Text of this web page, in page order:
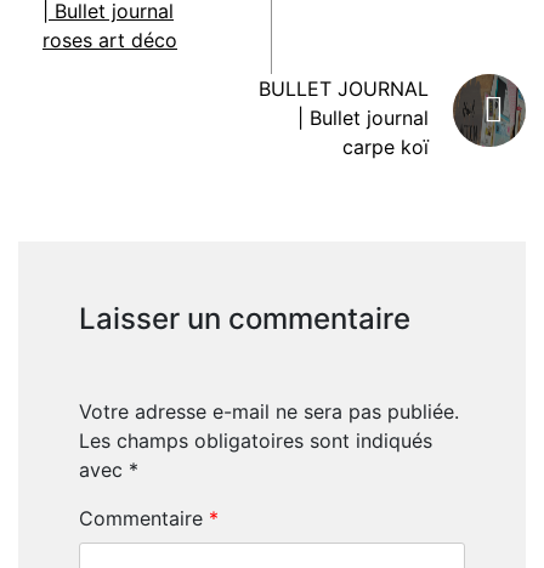
| Bullet journal
roses art déco
BULLET JOURNAL
| Bullet journal
carpe koï
Laisser un commentaire
Votre adresse e-mail ne sera pas publiée.
Les champs obligatoires sont indiqués
avec *
Commentaire *